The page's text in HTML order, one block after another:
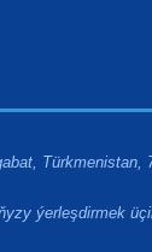
Türkmenistan,
ýerleşdirmek